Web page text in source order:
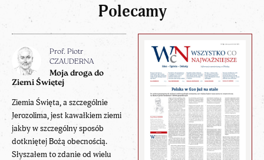
Polecamy
Prof. Piotr
CZAUDERNA
Moja droga do
Ziemi Świętej
Ziemia Święta, a szczególnie
Jerozolima, jest kawałkiem ziemi
jakby w szczególny sposób
dotkniętej Bożą obecnością.
Słyszałem to zdanie od wielu